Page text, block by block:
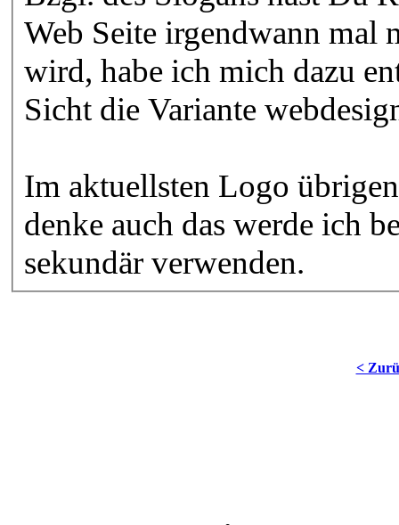
Web Seite irgendwann mal
wird, habe ich mich dazu
Sicht die Variante
Im aktuellsten Logo
denke auch das werde ich
sekundär verwenden.
<